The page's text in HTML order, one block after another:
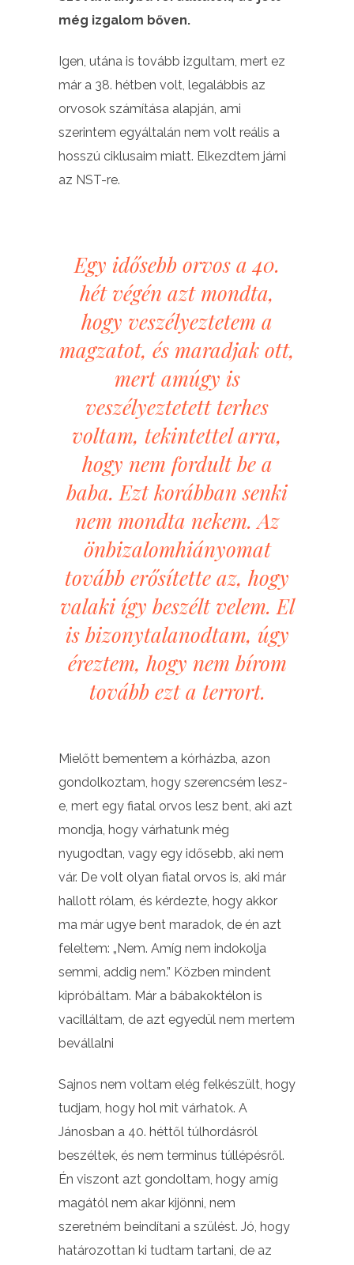
még izgalom bőven.
Igen, utána is tovább izgultam, mert ez
már a 38. hétben volt, legalábbis az
orvosok számítása alapján, ami
szerintem egyáltalán nem volt reális a
hosszú ciklusaim miatt. Elkezdtem járni
az NST-re.
Egy idősebb orvos a 40.
hét végén azt mondta,
hogy veszélyeztetem a
magzatot, és maradjak ott,
mert amúgy is
veszélyeztetett terhes
voltam, tekintettel arra,
hogy nem fordult be a
baba. Ezt korábban senki
nem mondta nekem. Az
önbizalomhiányomat
tovább erősítette az, hogy
valaki így beszélt velem. El
is bizonytalanodtam, úgy
éreztem, hogy nem bírom
tovább ezt a terrort.
Mielőtt bementem a kórházba, azon
gondolkoztam, hogy szerencsém lesz-
e, mert egy fiatal orvos lesz bent, aki azt
mondja, hogy várhatunk még
nyugodtan, vagy egy idősebb, aki nem
vár. De volt olyan fiatal orvos is, aki már
hallott rólam, és kérdezte, hogy akkor
ma már ugye bent maradok, de én azt
feleltem: „Nem. Amíg nem indokolja
semmi, addig nem.” Közben mindent
kipróbáltam. Már a bábakoktélon is
vacilláltam, de azt egyedül nem mertem
bevállalni
Sajnos nem voltam elég felkészült, hogy
tudjam, hogy hol mit várhatok. A
Jánosban a 40. héttől túlhordásról
beszéltek, és nem terminus túllépésről.
Én viszont azt gondoltam, hogy amíg
magától nem akar kijönni, nem
szeretném beindítani a szülést. Jó, hogy
határozottan ki tudtam tartani, de az